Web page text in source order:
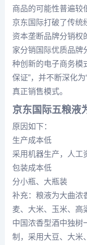
商品的可能性普遍较
京东国际打破了传统
资本垄断品牌分销权
家分销国际优质品牌
种创新的电子商务模
保证”，并不断深化
真正销售模式。
京东国际五粮液
原因如下：
生产成本低
采用机器生产，人工
包装成本低
分小瓶、大瓶装
补充：粮液为大曲浓
麦、大米、玉米、高
中国浓香型酒中独树
制，采用大豆、大米